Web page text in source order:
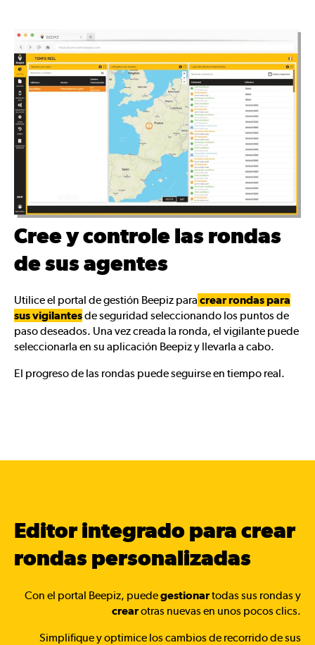
Cree y controle las rondas
de sus agentes
Utilice el portal de gestión Beepiz para crear rondas para
sus vigilantesde seguridad seleccionando los puntos de
paso deseados. Una vez creada la ronda, el vigilante puede
seleccionarla en su aplicación Beepiz y llevarla a cabo.
El progreso de las rondas puede seguirse en tiempo real.
Editor integrado para crear
rondas personalizadas
Con el portal Beepiz, puedegestionartodas sus rondas y
crearotras nuevas en unos pocos clics.
Simplifique y optimice los cambios de recorrido de sus